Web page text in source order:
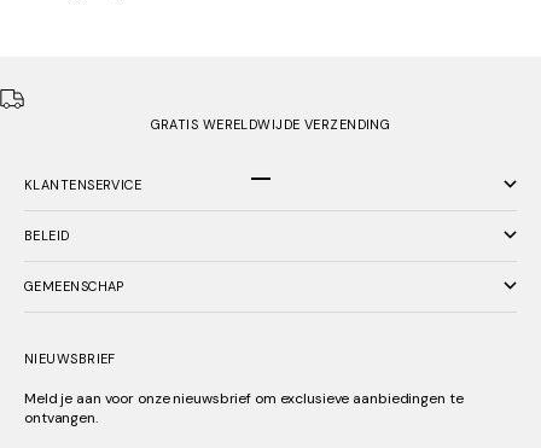
GRATIS WERELDWIJDE VERZENDING
KLANTENSERVICE
BELEID
GEMEENSCHAP
NIEUWSBRIEF
Meld je aan voor onze nieuwsbrief om exclusieve aanbiedingen te
ontvangen.